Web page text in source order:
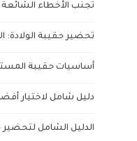
تجنب الأخطاء الشائعة
تحضير حقيبة الولادة:
أساسيات حقيبة
دليل شامل لاختيار
الدليل الشامل لتحضير